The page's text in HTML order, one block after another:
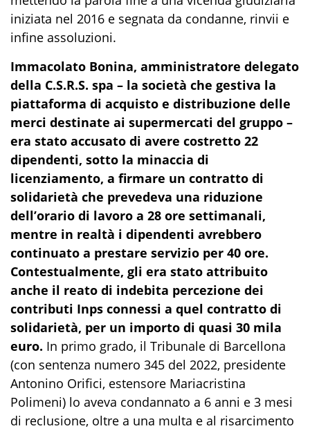
iniziata nel 2016 e segnata da condanne, rinvii e
infine assoluzioni.
Immacolato Bonina, amministratore delegato
della C.S.R.S. spa – la società che gestiva la
piattaforma di acquisto e distribuzione delle
merci destinate ai supermercati del gruppo –
era stato accusato di avere costretto 22
dipendenti, sotto la minaccia di
licenziamento, a firmare un contratto di
solidarietà che prevedeva una riduzione
dell’orario di lavoro a 28 ore settimanali,
mentre in realtà i dipendenti avrebbero
continuato a prestare servizio per 40 ore.
Contestualmente, gli era stato attribuito
anche il reato di indebita percezione dei
contributi Inps connessi a quel contratto di
solidarietà, per un importo di quasi 30 mila
euro. In primo grado, il Tribunale di Barcellona
(con sentenza numero 345 del 2022, presidente
Antonino Orifici, estensore Mariacristina
Polimeni) lo aveva condannato a 6 anni e 3 mesi
di reclusione, oltre a una multa e al risarcimento